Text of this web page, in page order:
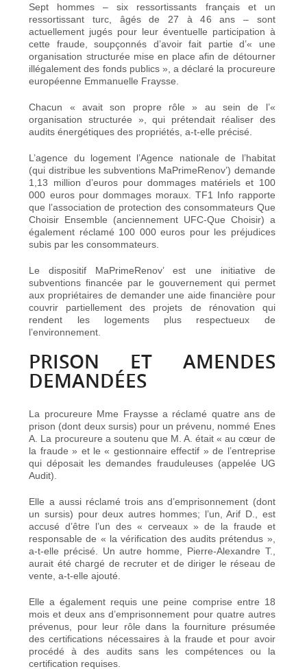
Sept hommes – six ressortissants français et un
ressortissant turc, âgés de 27 à 46 ans – sont
actuellement jugés pour leur éventuelle participation à
cette fraude, soupçonnés d’avoir fait partie d’« une
organisation structurée mise en place afin de détourner
illégalement des fonds publics », a déclaré la procureure
européenne Emmanuelle Fraysse.
Chacun « avait son propre rôle » au sein de l’«
organisation structurée », qui prétendait réaliser des
audits énergétiques des propriétés, a-t-elle précisé.
L’agence du logement l’Agence nationale de l’habitat
(qui distribue les subventions MaPrimeRenov’) demande
1,13 million d’euros pour dommages matériels et 100
000 euros pour dommages moraux. TF1 Info rapporte
que l’association de protection des consommateurs Que
Choisir Ensemble (anciennement UFC-Que Choisir) a
également réclamé 100 000 euros pour les préjudices
subis par les consommateurs.
Le dispositif MaPrimeRenov’ est une initiative de
subventions financée par le gouvernement qui permet
aux propriétaires de demander une aide financière pour
couvrir partiellement des projets de rénovation qui
rendent les logements plus respectueux de
l’environnement.
PRISON ET AMENDES
DEMANDÉES
La procureure Mme Fraysse a réclamé quatre ans de
prison (dont deux sursis) pour un prévenu, nommé Enes
A. La procureure a soutenu que M. A. était « au cœur de
la fraude » et le « gestionnaire effectif » de l’entreprise
qui déposait les demandes frauduleuses (appelée UG
Audit).
Elle a aussi réclamé trois ans d’emprisonnement (dont
un sursis) pour deux autres hommes; l’un, Arif D., est
accusé d’être l’un des « cerveaux » de la fraude et
responsable de « la vérification des audits prétendus »,
a-t-elle précisé. Un autre homme, Pierre-Alexandre T.,
aurait été chargé de recruter et de diriger le réseau de
vente, a-t-elle ajouté.
Elle a également requis une peine comprise entre 18
mois et deux ans d’emprisonnement pour quatre autres
prévenus, pour leur rôle dans la fourniture présumée
des certifications nécessaires à la fraude et pour avoir
procédé à des audits sans les compétences ou la
certification requises.